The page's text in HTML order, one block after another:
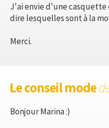
J'ai envie d'une casquette
dire lesquelles sont à la
Merci.
Le conseil mode
Bonjour Marina :)